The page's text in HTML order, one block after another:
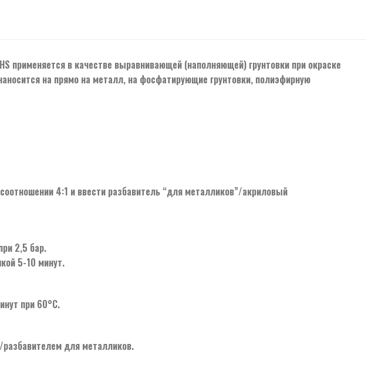
применяется в качестве выравнивающей (наполняющей) грунтовки при окраске
на прямо на металл, на фосфатирующие грунтовки, полиэфирную
4:1 и ввести разбавитель “для металликов”/акриловый
2,5 бар.
5-10 минут.
при 60°C.
для металликов.